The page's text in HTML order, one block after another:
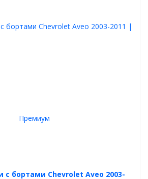
с бортами Chevrolet Aveo 2003-